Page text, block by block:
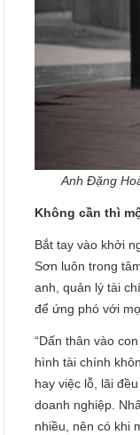
Anh Đặng
Không cần thì
Bắt tay vào khởi
Sơn luôn trong
anh, quản lý tài
để ứng phó với
“Dấn thân vào
hình tài chính
hay việc lỗ, lãi
doanh nghiệp.
nhiều, nên có khi